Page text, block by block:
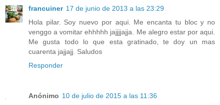
francuiner 17 de junio de 2013 a las 23:29
Hola pilar. Soy nuevo por aqui. Me encanta tu bloc y no
venggo a vomitar ehhhhh jajjjjajja. Me alegro estar por aqui.
Me gusta todo lo que esta gratinado, te doy un mas
cuarenta jajjajj. Saludos
Responder
Anónimo 10 de julio de 2015 a las 11:36